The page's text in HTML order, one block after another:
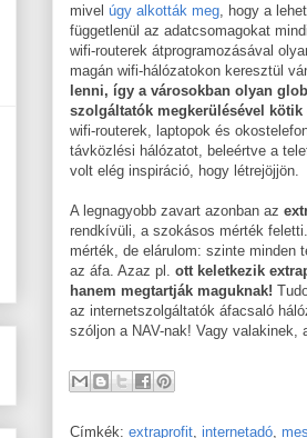
mivel úgy alkották meg , hogy a
függetlenül az adatcsomagokat
wifi-routerek átprogramozásával
magán wifi-hálózatokon keresztül
lenni, így a városokban olyan
szolgáltatók megkerülésével kötik
wifi-routerek, laptopok és
távközlési hálózatot, beleértve a
volt elég inspiráció, hogy létrejöjjön.
A legnagyobb zavart azonban az
rendkívüli, a szokásos mérték
mérték, de elárulom: szinte minden
az áfa. Azaz pl. ott keletkezik
hanem megtartják maguknak!
az internetszolgáltatók áfacsaló
szóljon a NAV-nak! Vagy valakinek,
Címkék: extraprofit internetadó